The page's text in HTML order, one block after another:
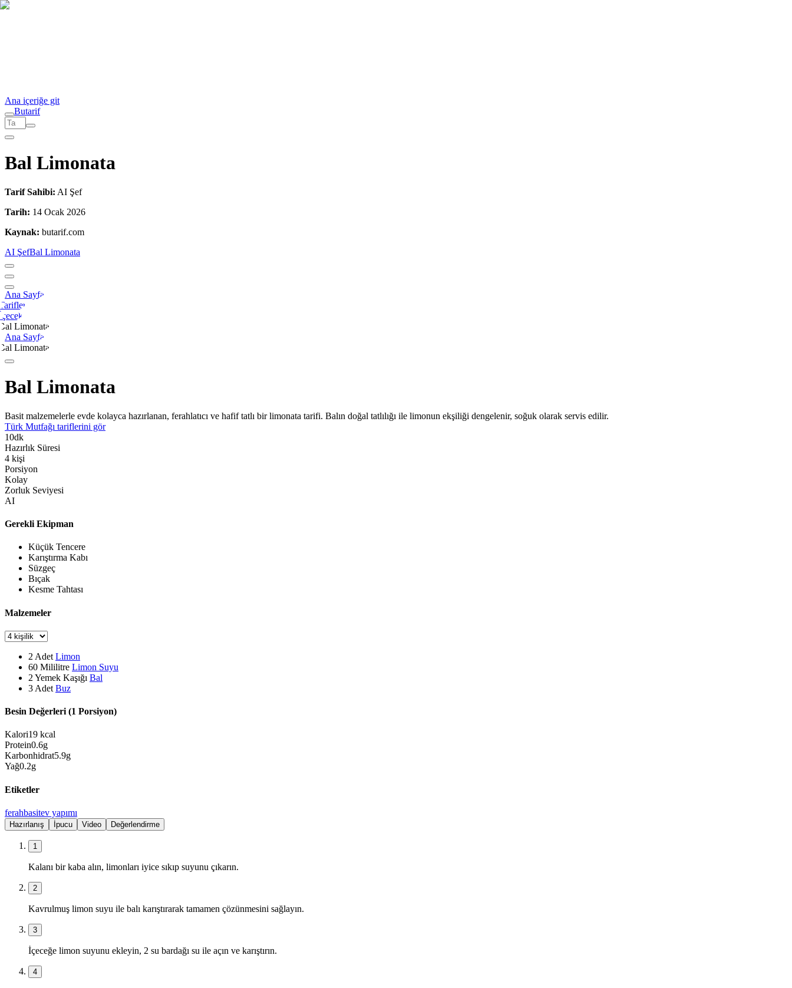
Ana içeriğe git
Butarif
Bal Limonata
Tarif Sahibi: AI Şef
Tarih: 14 Ocak 2026
Kaynak: butarif.com
AI ŞefBal Limonata
Ana Sayfa
Limonata
Ana Sayfa
Limonata
Bal Limonata
Basit malzemelerle evde kolayca hazırlanan, ferahlatıcı ve hafif tatlı bir limonata tarifi. Balın doğal tatlılığı ile limonun ekşiliği dengelenir, soğuk olarak servis edilir.
Türk Mutfağı tariflerini gör
10dk
Hazırlık Süresi
4 kişi
Porsiyon
Kolay
Zorluk Seviyesi
AI
Gerekli Ekipman
Küçük Tencere
Karıştırma Kabı
Süzgeç
Bıçak
Kesme Tahtası
Malzemeler
2 Adet Limon
60 Mililitre Limon Suyu
2 Yemek Kaşığı Bal
3 Adet Buz
Besin Değerleri (1 Porsiyon)
Kalori19 kcal
Protein0.6g
Karbonhidrat5.9g
Yağ0.2g
Etiketler
ferahbasitev yapımı
Hazırlanış İpucu Video Değerlendirme
1
Kalanı bir kaba alın, limonları iyice sıkıp suyunu çıkarın.
2
Kavrulmuş limon suyu ile balı karıştırarak tamamen çözünmesini sağlayın.
3
İçeceğe limon suyunu ekleyin, 2 su bardağı su ile açın ve karıştırın.
4